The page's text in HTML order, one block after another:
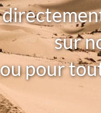
sur
ou pour